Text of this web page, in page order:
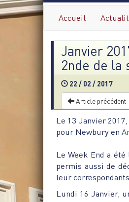
Accueil
Janvier
2nde de la
22 / 02 / 2017
Article précédent
Le 13 Janvier
pour Newbury en
Le Week End a
permis aussi de
leur
Lundi 16 Janvier,